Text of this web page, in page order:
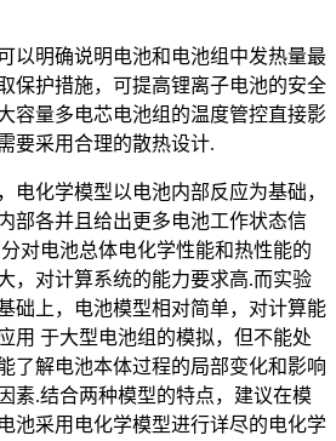
以明确说明电池和电池组中发热量最
保护措施，可提高锂离子电池的安全
容量多电芯电池组的温度管控直接影
要采用合理的散热设计.
电化学模型以电池内部反应为基础，
部各并且给出更多电池工作状态信
对电池总体电化学性能和热性能的
，对计算系统的能力要求高.而实验
础上，电池模型相对简单，对计算能
用 于大型电池组的模拟，但不能处
了解电池本体过程的局部变化和影响
素.结合两种模型的特点，建议在模
池采用电化学模型进行详尽的电化学